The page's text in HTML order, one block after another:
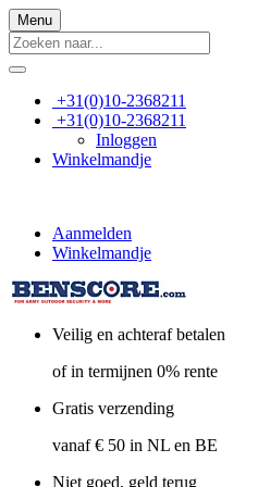
Menu
+31(0)10-2368211
+31(0)10-2368211
Inloggen
Winkelmandje
Aanmelden
Winkelmandje
Veilig en achteraf betalen
of in termijnen 0% rente
Gratis verzending
vanaf € 50 in NL en BE
Niet goed, geld terug